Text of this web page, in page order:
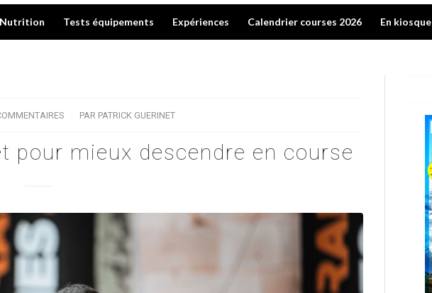
Nutrition Tests équipements Expériences Calendrier courses 2026 En kiosque
/ PAR PATRICK GUERINET
pour mieux descendre en course